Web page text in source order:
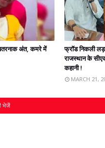
अंत, कमरे में
फ्रॉड निकली
राजस्‍थान के
कहानी !
MARCH 21,
भेजें